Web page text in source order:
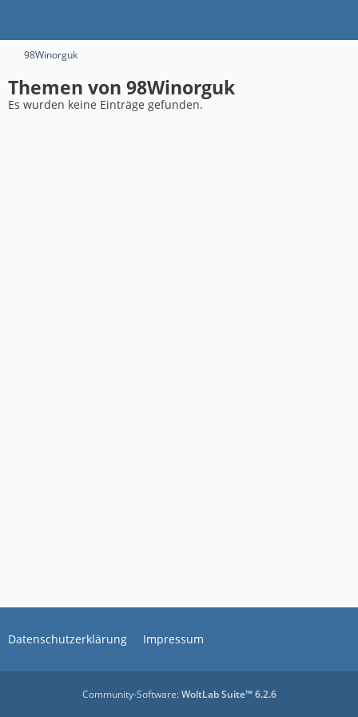
98Winorguk
Themen von 98Winorguk
Es wurden keine Einträge gefunden.
Datenschutzerklärung Impressum
Community-Software:WoltLab Suite™ 6.2.6